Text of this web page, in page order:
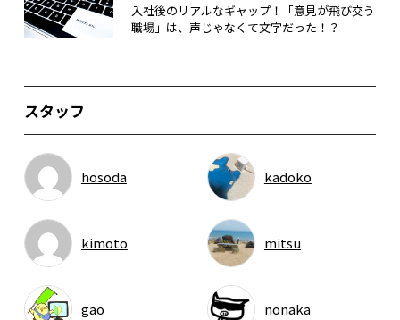
入社後のリアルなギャップ！「意見が飛び交う
職場」は、声じゃなくて文字だった！？
スタッフ
hosoda kadoko
kimoto mitsu
gao nonaka